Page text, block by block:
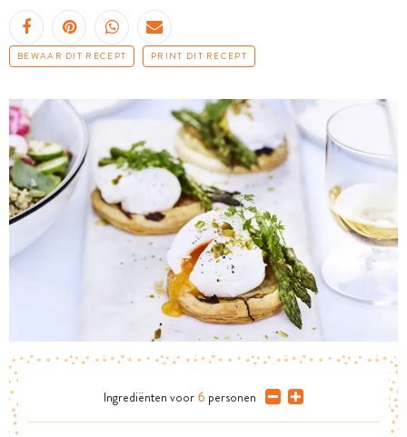
BEWAAR DIT RECEPT PRINT DIT RECEPT
Ingrediënten voor 6 personen